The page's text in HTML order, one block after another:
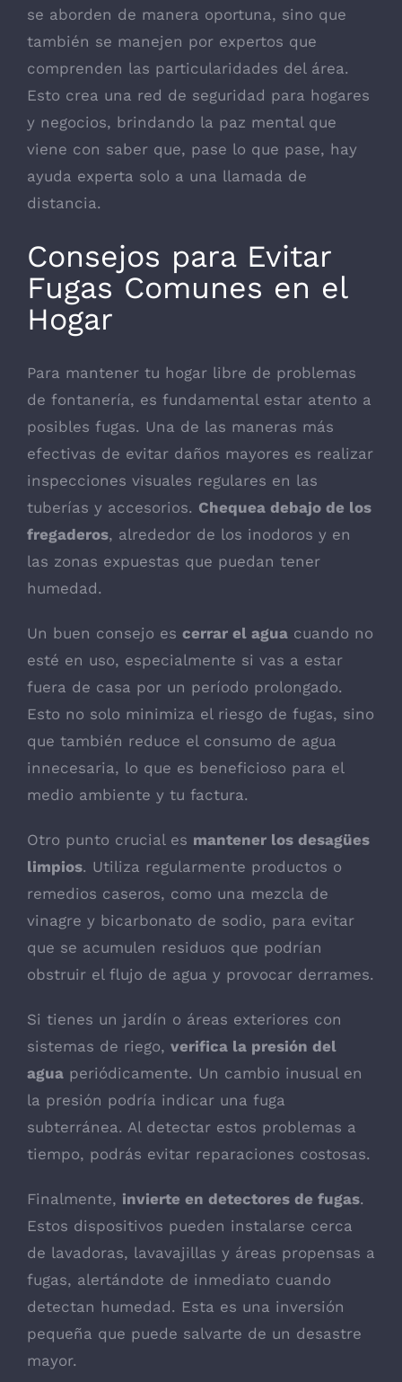
se aborden de manera oportuna, sino que
también se manejen por expertos que
comprenden las particularidades del área.
Esto crea una red de seguridad para hogares
y negocios, brindando la paz mental que
viene con saber que, pase lo que pase, hay
ayuda experta solo a una llamada de
distancia.
Consejos para Evitar
Fugas Comunes en el
Hogar
Para mantener tu hogar libre de problemas
de fontanería, es fundamental estar atento a
posibles fugas. Una de las maneras más
efectivas de evitar daños mayores es realizar
inspecciones visuales regulares en las
tuberías y accesorios. Chequea debajo de los
fregaderos, alrededor de los inodoros y en
las zonas expuestas que puedan tener
humedad.
Un buen consejo es cerrar el agua cuando no
esté en uso, especialmente si vas a estar
fuera de casa por un período prolongado.
Esto no solo minimiza el riesgo de fugas, sino
que también reduce el consumo de agua
innecesaria, lo que es beneficioso para el
medio ambiente y tu factura.
Otro punto crucial es mantener los desagües
limpios. Utiliza regularmente productos o
remedios caseros, como una mezcla de
vinagre y bicarbonato de sodio, para evitar
que se acumulen residuos que podrían
obstruir el flujo de agua y provocar derrames.
Si tienes un jardín o áreas exteriores con
sistemas de riego, verifica la presión del
agua periódicamente. Un cambio inusual en
la presión podría indicar una fuga
subterránea. Al detectar estos problemas a
tiempo, podrás evitar reparaciones costosas.
Finalmente, invierte en detectores de fugas.
Estos dispositivos pueden instalarse cerca
de lavadoras, lavavajillas y áreas propensas a
fugas, alertándote de inmediato cuando
detectan humedad. Esta es una inversión
pequeña que puede salvarte de un desastre
mayor.